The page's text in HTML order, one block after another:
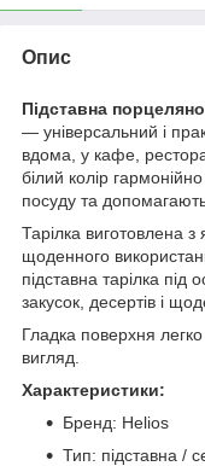
Опис
Підставна
— універсальний і
вдома, у кафе,
білий колір
посуду та
Тарілка виготовлена з
щоденного
підставна тарілка під
закусок, десертів і
Гладка поверхня
вигляд.
Характеристики:
Бренд: Helios
Тип: підставна /